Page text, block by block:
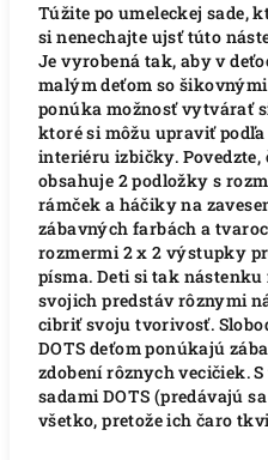
Túžite po umeleckej sade,
si nenechajte ujsť túto
Je vyrobená tak, aby v
malým deťom so
ponúka možnosť vytvárať
ktoré si môžu upraviť
interiéru izbičky. Povedzte,
obsahuje 2 podložky s
rámček a háčiky na
zábavných farbách a
rozmermi 2 x 2 výstupky
písma. Deti si tak
svojich predstáv rôznymi
cibriť svoju tvorivosť.
DOTS deťom ponúkajú
zdobení rôznych vecičiek.
sadami DOTS (predávajú
všetko, pretože ich čaro